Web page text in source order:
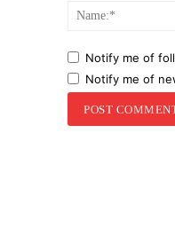
Notify me of
Notify me of